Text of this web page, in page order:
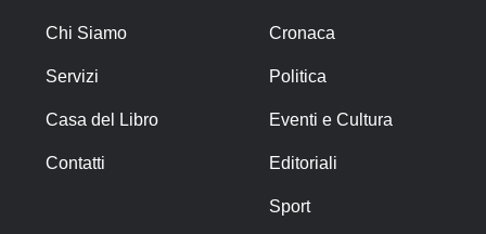
Chi Siamo
Servizi
Casa del Libro
Contatti
Cronaca
Politica
Eventi e Cultura
Editoriali
Sport